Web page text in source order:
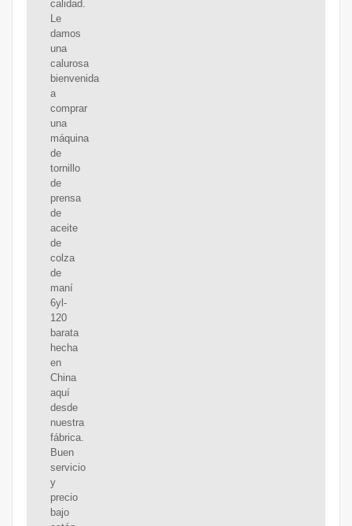
calidad.
Le
damos
una
calurosa
bienvenida
a
comprar
una
máquina
de
tornillo
de
prensa
de
aceite
de
colza
de
maní
6yl-
120
barata
hecha
en
China
aquí
desde
nuestra
fábrica.
Buen
servicio
y
precio
bajo